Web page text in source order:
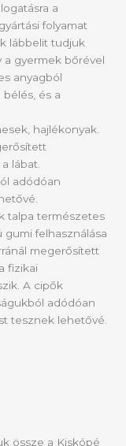
a
folyamat
lábbelit tudjuk
a gyermek bőrével
anyagból
és a
hajlékonyak.
lábat.
adódóan
talpa természetes
gumi felhasználása
megerősített
fizikai
A cipők
adódóan
tesznek lehetővé.
össze a Kiskópé